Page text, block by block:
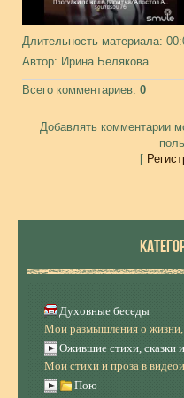
Длительность материала:
Автор: Ирина Белякова
Всего комментариев: 0
Добавлять комментарии
[
Духовные беседы
Мои размышления о
Ожившие стихи, сказки
Мои стихи и проза в
Пою